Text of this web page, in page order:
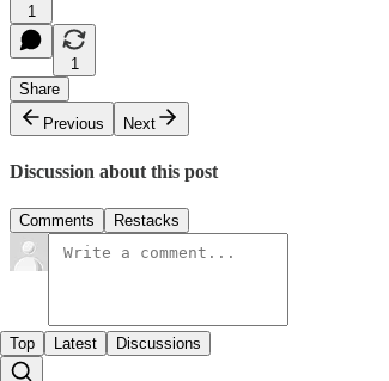
1
1
Share
Previous
Next
Discussion about this post
Comments Restacks
Top Latest Discussions